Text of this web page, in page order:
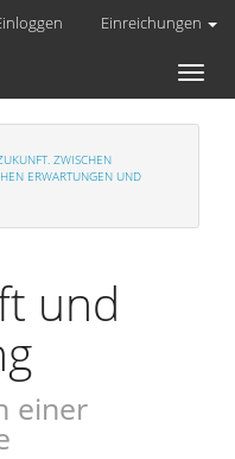
Einreichungen
Toggle
ZWISCHEN
ERWARTUNGEN UND
und
einer